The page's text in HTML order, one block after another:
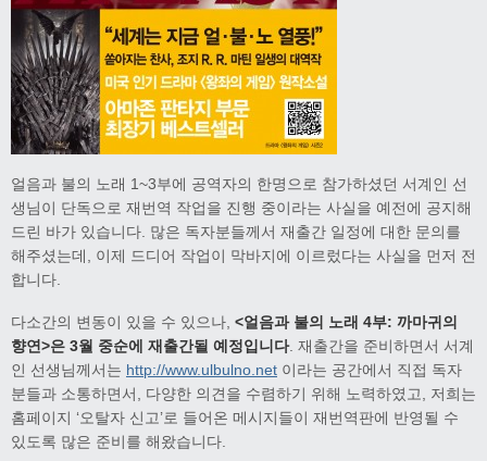
얼음과 불의 노래 1~3부에 공역자의 한명으로 참가하셨던 서계인 선
생님이 단독으로 재번역 작업을 진행 중이라는 사실을 예전에 공지해
드린 바가 있습니다. 많은 독자분들께서 재출간 일정에 대한 문의를
해주셨는데, 이제 드디어 작업이 막바지에 이르렀다는 사실을 먼저 전
합니다.
다소간의 변동이 있을 수 있으나, <얼음과 불의 노래 4부: 까마귀의
향연>은 3월 중순에 재출간될 예정입니다. 재출간을 준비하면서 서계
인 선생님께서는 http://www.ulbulno.net 이라는 공간에서 직접 독자
분들과 소통하면서, 다양한 의견을 수렴하기 위해 노력하였고, 저희는
홈페이지 ‘오탈자 신고’로 들어온 메시지들이 재번역판에 반영될 수
있도록 많은 준비를 해왔습니다.